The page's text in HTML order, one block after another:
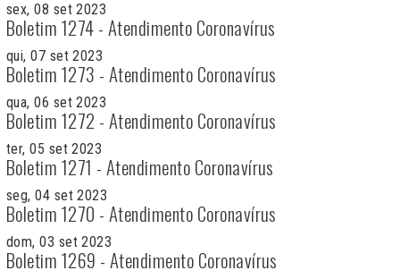
sex, 08 set 2023
Boletim 1274 - Atendimento Coronavírus
qui, 07 set 2023
Boletim 1273 - Atendimento Coronavírus
qua, 06 set 2023
Boletim 1272 - Atendimento Coronavírus
ter, 05 set 2023
Boletim 1271 - Atendimento Coronavírus
seg, 04 set 2023
Boletim 1270 - Atendimento Coronavírus
dom, 03 set 2023
Boletim 1269 - Atendimento Coronavírus